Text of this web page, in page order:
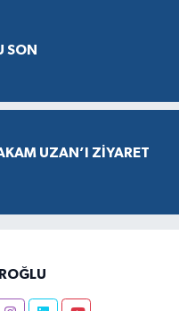
SON
UZAN’I ZİYARET